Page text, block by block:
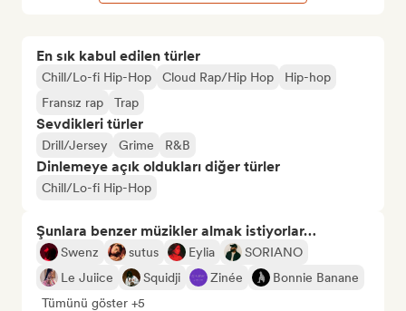
En sık kabul edilen türler
Chill/Lo-fi Hip-Hop Cloud Rap/Hip Hop
Hip-hop
Fransız rap
Trap
Sevdikleri türler
Drill/Jersey Grime R&B
Dinlemeye açık oldukları diğer türler
Chill/Lo-fi Hip-Hop
Şunlara benzer müzikler almak istiyorlar…
Swenz sutus Eylia
SORIANO
Le Juiice
Squidji Zinée
Bonnie Banane
Tümünü göster +5